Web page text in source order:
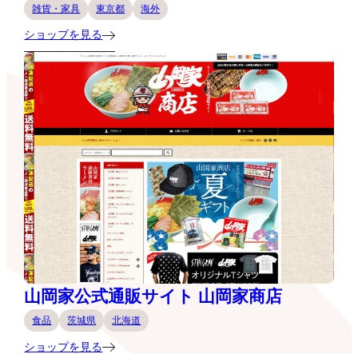
雑貨・家具 東京都 海外
ショップを見る
山岡家公式通販サイト 山岡家商店
食品 茨城県 北海道
ショップを見る